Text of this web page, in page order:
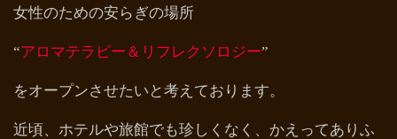
女性のための安らぎの場所
“アロマテラピー＆リフレクソロジー”
をオープンさせたいと考えております。
近頃、ホテルや旅館でも珍しくなく、かえってありふ